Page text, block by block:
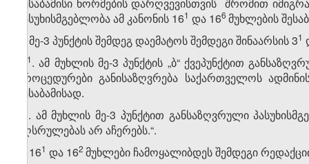
შესაბამისი ნორმების დარღვევისთვის შრომით
პასუხისმგებლობა ამ კანონის 16​1 და 16​6 მუხლების
ბ) მე-3 პუნქტის შემდეგ დაემატოს შემდეგი შინაარსის 3​1
​1. ამ მუხლის მე-3 პუნქტის „ბ“ ქვეპუნქტით
პროცედურები განისაზღვრება საქართველოს
შესაბამისად.
. ამ მუხლის მე-3 პუნქტით განსაზღვრული
აღსრულებას არ აჩერებს.“.
8. 16​1 და 16​2 მუხლები ჩამოყალიბდეს შემდეგი